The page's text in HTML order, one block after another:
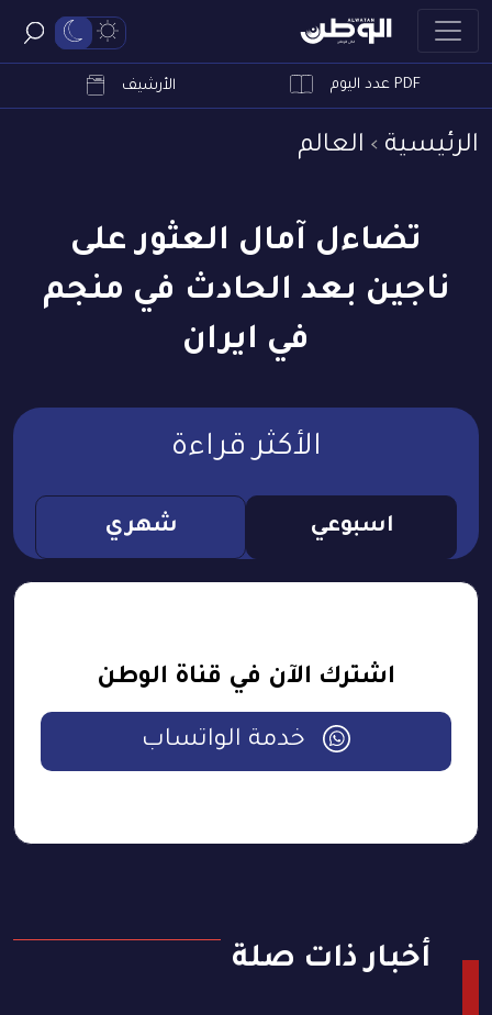
PDF عدد اليوم الأرشيف
الرئيسية العالم
تضاءل آمال العثور على
ناجين بعد الحادث في منجم
في ايران
الأكثر قراءة
اسبوعي شهري
اشترك الآن في قناة الوطن
خدمة الواتساب
أخبار ذات صلة